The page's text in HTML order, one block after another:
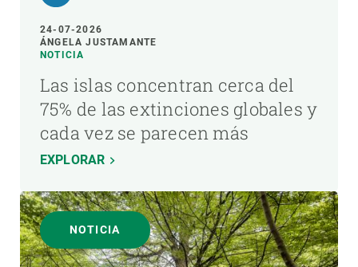
24-07-2026
ÁNGELA JUSTAMANTE
NOTICIA
Las islas concentran cerca del
75% de las extinciones globales y
cada vez se parecen más
EXPLORAR
NOTICIA